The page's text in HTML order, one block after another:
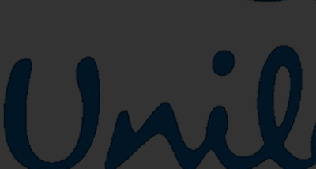
כבר באים! קיבלנו את